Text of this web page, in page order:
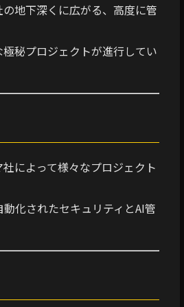
地下深くに広がる、高度に管
秘プロジェクトが進行してい
によって様々なプロジェクト
化されたセキュリティとAI管